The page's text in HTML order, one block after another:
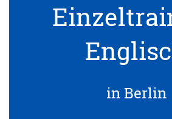
in Berlin